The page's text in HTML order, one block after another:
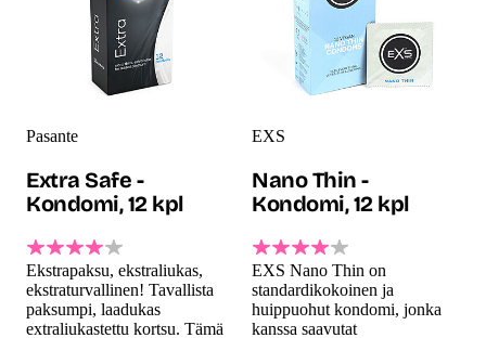
Pasante
Extra Safe -
Kondomi, 12 kpl
Ekstrapaksu, ekstraliukas,
ekstraturvallinen! Tavallista
paksumpi, laadukas
extraliukastettu kortsu. Tämä
EXS
Nano Thin -
Kondomi, 12 kpl
EXS Nano Thin on
standardikokoinen ja
huippuohut kondomi, jonka
kanssa saavutat